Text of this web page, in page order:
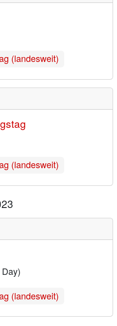
(landesweit)
(landesweit)
(landesweit)